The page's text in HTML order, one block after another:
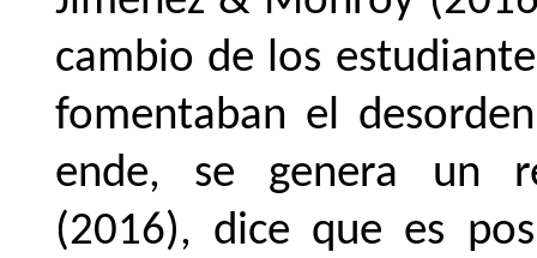
cambio de los
fomentaban el
ende, se genera un
(2016), dice que es